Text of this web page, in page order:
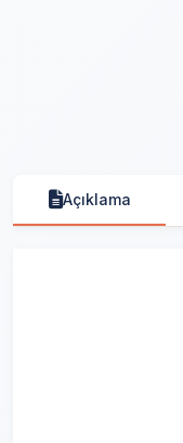
Açıklama